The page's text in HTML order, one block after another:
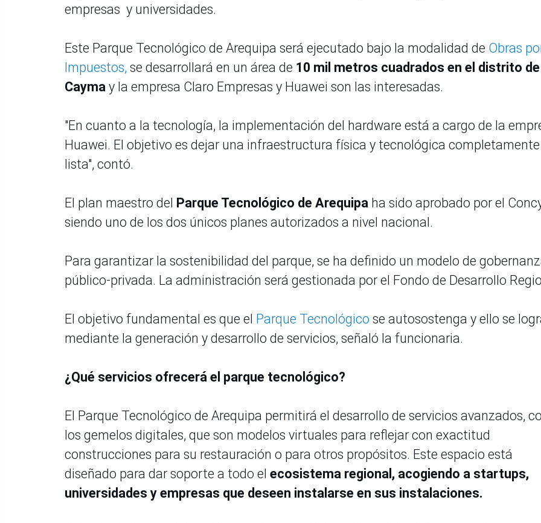
empresas y universidades.
Este Parque Tecnológico de Arequipa será ejecutado bajo la modalidad de Obras
Impuestos, se desarrollará en un área de 10 mil metros cuadrados en el distrito de
Cayma y la empresa Claro Empresas y Huawei son las interesadas.
"En cuanto a la tecnología, la implementación del hardware está a cargo de la
Huawei. El objetivo es dejar una infraestructura física y tecnológica completamente
lista", contó.
El plan maestro del Parque Tecnológico de Arequipa ha sido aprobado por el
siendo uno de los dos únicos planes autorizados a nivel nacional.
Para garantizar la sostenibilidad del parque, se ha definido un modelo de
público-privada. La administración será gestionada por el Fondo de Desarrollo
El objetivo fundamental es que el Parque Tecnológico se autosostenga y ello se
mediante la generación y desarrollo de servicios, señaló la funcionaria.
¿Qué servicios ofrecerá el parque tecnológico?
El Parque Tecnológico de Arequipa permitirá el desarrollo de servicios avanzados,
los gemelos digitales, que son modelos virtuales para reflejar con exactitud
construcciones para su restauración o para otros propósitos. Este espacio está
diseñado para dar soporte a todo el ecosistema regional, acogiendo a startups,
universidades y empresas que deseen instalarse en sus instalaciones.